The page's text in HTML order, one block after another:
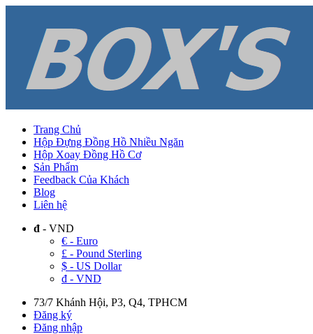
Trang Chủ
Hộp Đựng Đồng Hồ Nhiều Ngăn
Hộp Xoay Đồng Hồ Cơ
Sản Phẩm
Feedback Của Khách
Blog
Liên hệ
đ - VND
€ - Euro
£ - Pound Sterling
$ - US Dollar
đ - VND
73/7 Khánh Hội, P3, Q4, TPHCM
Đăng ký
Đăng nhập